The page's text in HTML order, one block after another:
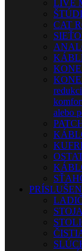
LIVE
CAT
alebo